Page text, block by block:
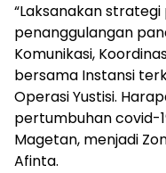
“Laksanakan
penanggulangan
Komunikasi,
bersama Instansi
Operasi Yustisi.
pertumbuhan covid-
Magetan, menjadi
Afinta.